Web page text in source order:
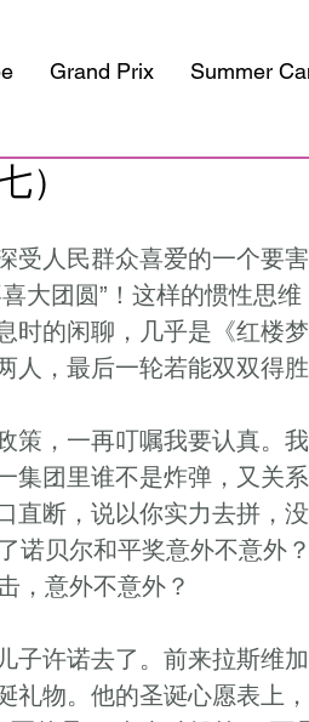
Grand Prix Summer
）
大团圆”！这样的惯性思维
时的闲聊，几乎是《红楼
人，最后一轮若能双双得
策，一再叮嘱我要认真。
集团里谁不是炸弹，又关
直断，说以你实力去拼，
诺贝尔和平奖意外不意外
，意外不意外？
礼物。他的圣诞心愿表上